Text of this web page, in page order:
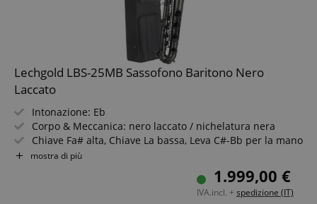
Lechgold LBS-25MB Sassofono Baritono Nero
Laccato
Intonazione: Eb
Corpo & Meccanica: nero laccato / nichelatura nera
Chiave Fa# alta, Chiave La bassa, Leva C#-Bb per la mano
sinistra
Cuscinetti di alta qualità con risonatori metallici
Incl. Ancia Vandoren Classic Blue, bocchino & legatura
mostra di più
1.999,00 €
IVA.incl. + spedizione (IT)